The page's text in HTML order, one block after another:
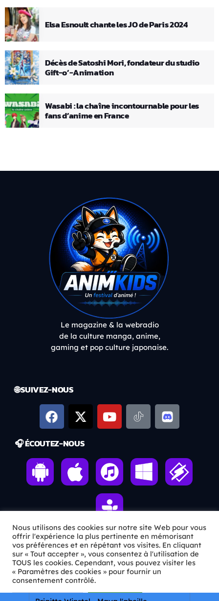
Elsa Esnoult chante les JO de Paris 2024
Décès de Satoshi Mori, fondateur du studio
Gift-o’-Animation
Wasabi : la chaîne incontournable pour les
fans d’anime en France
Le magazine & la webradio
de la culture manga, anime,
gaming et pop culture japonaise.
🌐 SUIVEZ-NOUS
🎧 ÉCOUTEZ-NOUS
ℹ️ INFOS PRATIQUES
✉️Contact
🦊Qui sommes-nous ?
Nous utilisons des cookies sur notre site Web pour vous
offrir l'expérience la plus pertinente en mémorisant
vos préférences et en répétant vos visites. En cliquant
sur « Tout accepter », vous consentez à l'utilisation de
TOUS les cookies. Cependant, vous pouvez visiter les
« Paramètres des cookies » pour fournir un
consentement contrôlé.